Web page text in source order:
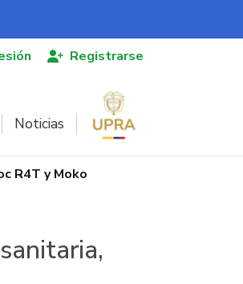
Registrarse
Noticias
R4T y Moko